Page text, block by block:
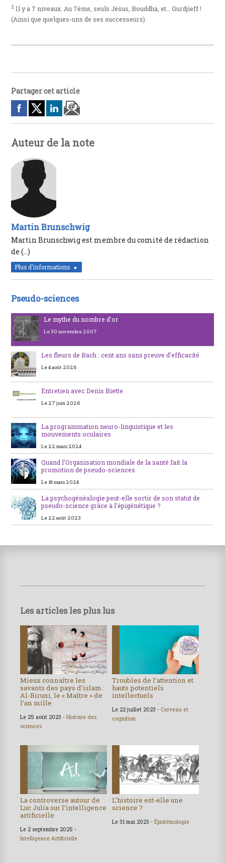
2 Il y a 7 niveaux. Au 7ème, seuls Jésus, Bouddha, et… Gurdjieff !
(Ainsi que quelques-uns de ses successeurs).
Partager cet article
Auteur de la note
Martin Brunschwig
Martin Brunschwig est membre du comité de rédaction
de (…)
Plus d'informations
Pseudo-sciences
Le mythe du nombre d’or
Le 30 novembre 2007
Les fleurs de Bach : cent ans sans preuve d’efficacité
Le 4 août 2026
Entretien avec Denis Biette
Le 27 juin 2026
La programmation neuro-linguistique et les
mouvements oculaires
Le 22 mars 2024
Quand l’Organisation mondiale de la santé fait la
promotion de pseudo-sciences
Le 18 mars 2024
La psychogénéalogie peut-elle sortir de son statut de
pseudo-science grâce à l’épigénétique ?
Le 22 août 2023
Les articles les plus lus
Mieux connaître les
savants des pays d’islam :
Al-Biruni, le « Maître » de
l’an mille
Le 25 août 2023 - Histoire des
sciences
Troubles de l’attention et
hauts potentiels
intellectuels
Le 22 juillet 2023 - Cerveau et
cognition
La controverse autour de
Luc Julia sur l’intelligence
artificielle
Le 2 septembre 2025 -
Intelligence Artificielle
L’histoire est-elle une
science ?
Le 31 mai 2023 - Épistémologie